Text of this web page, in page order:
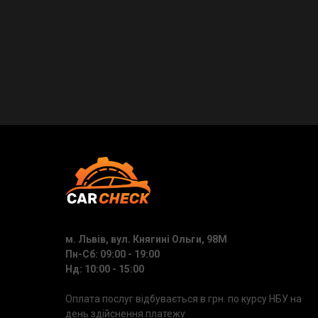
м. Львів, вул. Княгині Ольги, 98М
Пн-Сб: 09:00 - 19:00
Нд: 10:00 - 15:00
Оплата послуг відбувається в грн. по курсу НБУ на
день здійснення платежу